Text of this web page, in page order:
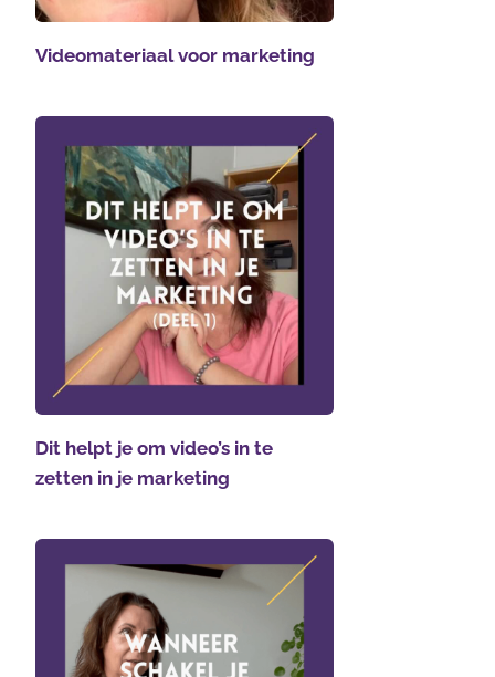
Videomateriaal voor marketing
Dit helpt je om video’s in te
zetten in je marketing